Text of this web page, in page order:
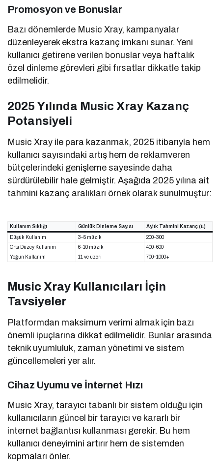
Promosyon ve Bonuslar
Bazı dönemlerde Music Xray, kampanyalar
düzenleyerek ekstra kazanç imkanı sunar. Yeni
kullanıcı getirene verilen bonuslar veya haftalık
özel dinleme görevleri gibi fırsatlar dikkatle takip
edilmelidir.
2025 Yılında Music Xray Kazanç
Potansiyeli
Music Xray ile para kazanmak, 2025 itibarıyla hem
kullanıcı sayısındaki artış hem de reklamveren
bütçelerindeki genişleme sayesinde daha
sürdürülebilir hale gelmiştir. Aşağıda 2025 yılına ait
tahmini kazanç aralıkları örnek olarak sunulmuştur:
Kullanım Sıklığı Günlük Dinleme Sayısı
Aylık Tahmini Kazanç (₺)
Düşük Kullanım
3–5 müzik
200–300
Orta Düzey Kullanım
6–10 müzik
400–600
Yoğun Kullanım
11 ve üzeri 700–1000+
Music Xray Kullanıcıları İçin
Tavsiyeler
Platformdan maksimum verimi almak için bazı
önemli ipuçlarına dikkat edilmelidir. Bunlar arasında
teknik uyumluluk, zaman yönetimi ve sistem
güncellemeleri yer alır.
Cihaz Uyumu ve İnternet Hızı
Music Xray, tarayıcı tabanlı bir sistem olduğu için
kullanıcıların güncel bir tarayıcı ve kararlı bir
internet bağlantısı kullanması gerekir. Bu hem
kullanıcı deneyimini artırır hem de sistemden
kopmaları önler.